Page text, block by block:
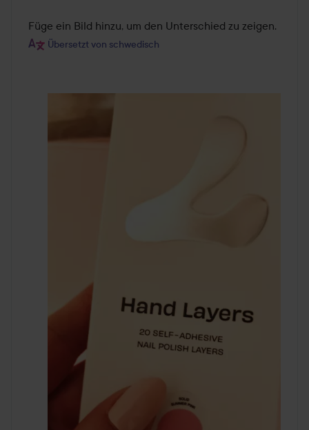
Füge ein Bild hinzu, um den Unterschied zu zeigen.
Übersetzt von schwedisch